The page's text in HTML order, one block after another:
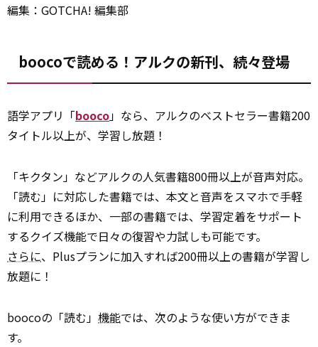
編集：GOTCHA! 編集部
boocoで読める！アルクの新刊、続々登場
語学アプリ「booco」なら、アルクのベストセラー書籍200
タイトル以上が、学習し放題！
「キクタン」などアルクの人気書籍800冊以上が音声対応。
「読む」に対応した書籍では、本文と音声をスマホで手軽
に利用できるほか、一部の書籍では、学習定着をサポート
するクイズ機能で日々の復習や力試しも可能です。
さらに、Plusプランに加入すれば200冊以上の書籍が学習し
放題に！
boocoの「読む」 機能では、次のような使い方ができま
す。